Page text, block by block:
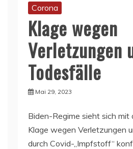
Corona
Klage wegen
Verletzungen
Todesfälle
Mai 29, 2023
Biden-Regime sieht sich mit
Klage wegen Verletzungen
durch Covid-„Impfstoff“